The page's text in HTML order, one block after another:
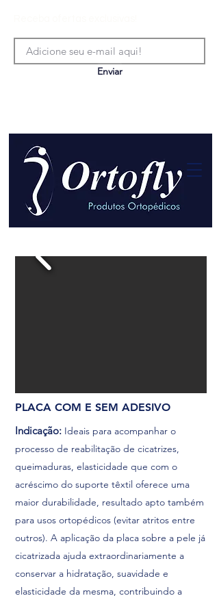
Enviar
PLACA COM E SEM ADESIVO
Indicação: Ideais para acompanhar o
processo de reabilitação de cicatrizes,
queimaduras, elasticidade que com o
acréscimo do suporte têxtil oferece uma
maior durabilidade, resultado apto também
para usos ortopédicos (evitar atritos entre
outros). A aplicação da placa sobre a pele já
cicatrizada ajuda extraordinariamente a
conservar a hidratação, suavidade e
elasticidade da mesma, contribuindo a